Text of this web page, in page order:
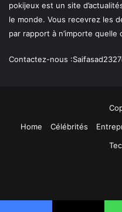
pokijeux est un site
le monde. Vous recevrez les
par rapport à n’importe quelle
Contactez-nous :
Home
Célébrités